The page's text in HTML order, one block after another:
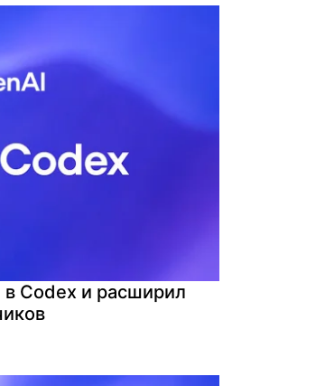
в Codex и расширил